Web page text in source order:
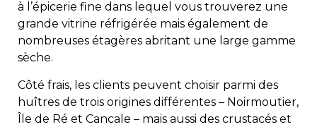
à l’épicerie fine dans lequel vous trouverez une
grande vitrine réfrigérée mais également de
nombreuses étagères abritant une large gamme
sèche.
Côté frais, les clients peuvent choisir parmi des
huîtres de trois origines différentes – Noirmoutier,
Île de Ré et Cancale – mais aussi des crustacés et